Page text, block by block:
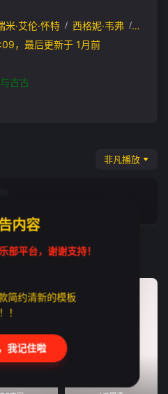
米·艾伦·怀特 / 西格妮·韦弗 / 史蒂夫
，最后更新于 1月前
古古
非凡播放
内容
部平台，谢谢支持！
简约清新的模板
！
我记住啦